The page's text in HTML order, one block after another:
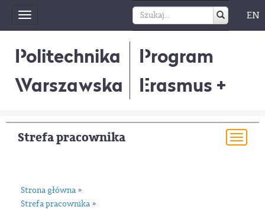
Toggle
navigation
EN
Politechnika
Warszawska
Program
Erasmus +
Strefa pracownika
Strona główna »
Strefa pracownika »